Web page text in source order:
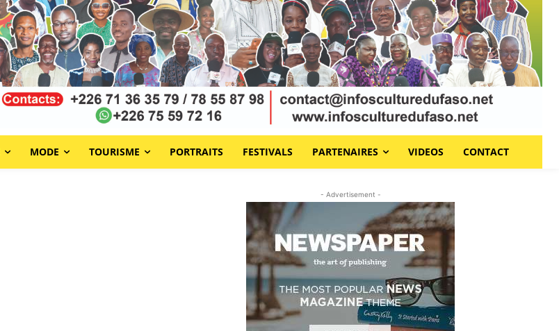
MODE TOURISME PORTRAITS FESTIVALS PARTENAIRES VIDEOS CONTACT
- Advertisement -